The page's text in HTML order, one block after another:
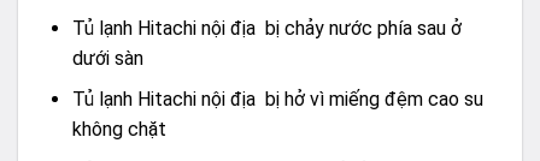
Tủ lạnh Hitachi nội địa bị chảy nước phía sau ở
dưới sàn
Tủ lạnh Hitachi nội địa bị hở vì miếng đệm cao su
không chặt